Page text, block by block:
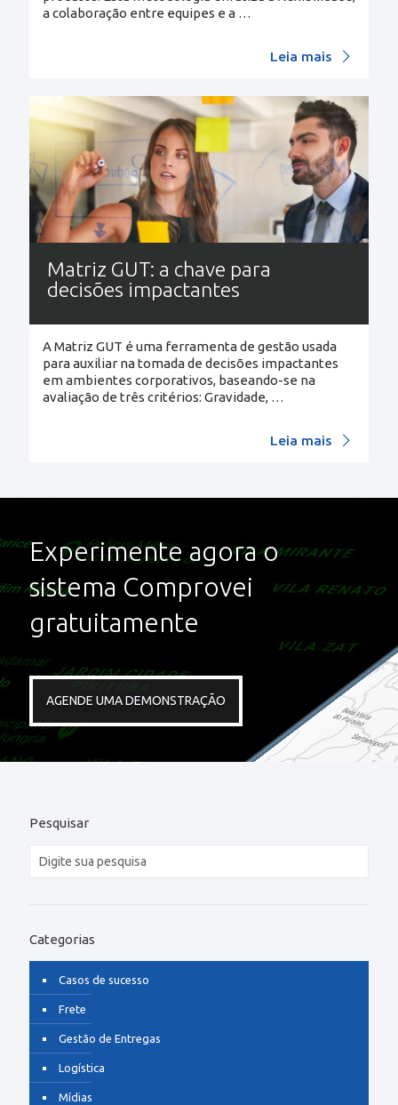
a colaboração entre equipes e a …
Leia mais
Matriz GUT: a chave para
decisões impactantes
A Matriz GUT é uma ferramenta de gestão usada
para auxiliar na tomada de decisões impactantes
em ambientes corporativos, baseando-se na
avaliação de três critérios: Gravidade, …
Leia mais
Experimente agora o
sistema Comprovei
gratuitamente
AGENDE UMA DEMONSTRAÇÃO
Pesquisar
Categorias
Casos de sucesso
Frete
Gestão de Entregas
Logística
Mídias